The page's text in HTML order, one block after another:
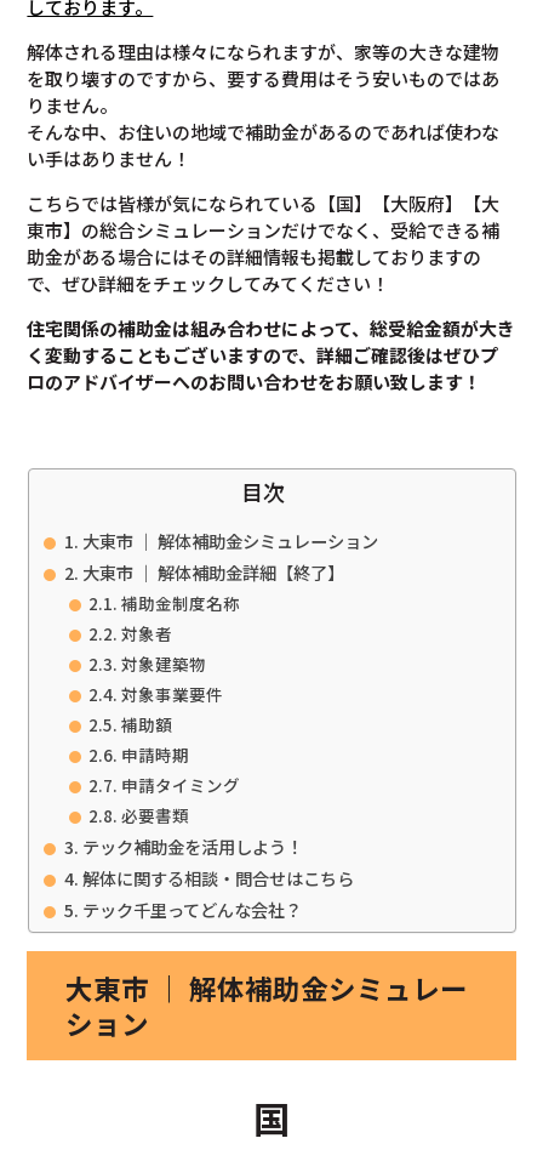
しております。
解体される理由は様々になられますが、家等の大きな建物
を取り壊すのですから、要する費用はそう安いものではあ
りません。
そんな中、お住いの地域で補助金があるのであれば使わな
い手はありません！
こちらでは皆様が気になられている【国】【大阪府】【大
東市】の総合シミュレーションだけでなく、受給できる補
助金がある場合にはその詳細情報も掲載しておりますの
で、ぜひ詳細をチェックしてみてください！
住宅関係の補助金は組み合わせによって、総受給金額が大き
く変動することもございますので、詳細ご確認後はぜひプ
ロのアドバイザーへのお問い合わせをお願い致します！
目次
大東市 ｜ 解体補助金シミュレーション
大東市 ｜ 解体補助金詳細【終了】
補助金制度名称
対象者
対象建築物
対象事業要件
補助額
申請時期
申請タイミング
必要書類
テック補助金を活用しよう！
解体に関する相談・問合せはこちら
テック千里ってどんな会社？
大東市 ｜ 解体補助金シミュレー
ション
国